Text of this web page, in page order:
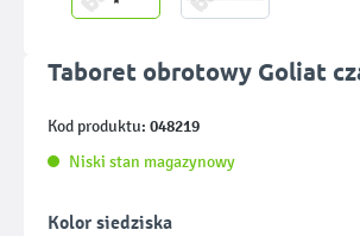
Taboret obrotowy Goliat
Kod produktu: 048219
Niski stan magazynowy
Wybierz
Kolor siedziska